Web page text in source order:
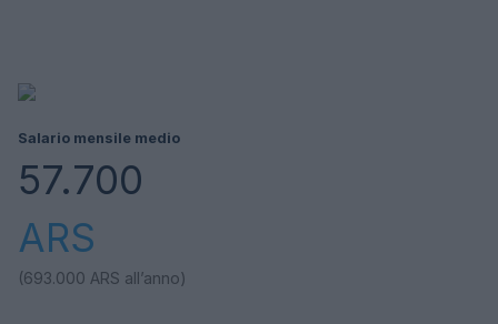
Salario mensile medio
57.700
ARS
(693.000 ARS all’anno)